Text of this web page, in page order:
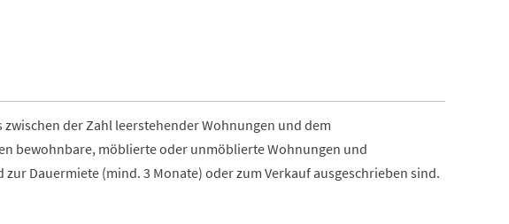
der Zahl leerstehender Wohnungen und dem
bewohnbare, möblierte oder unmöblierte Wohnungen und
Dauermiete (mind. 3 Monate) oder zum Verkauf ausgeschrieben sind.